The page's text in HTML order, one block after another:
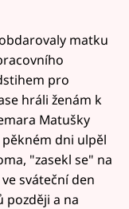
matku
pro
hráli ženám k
Matušky
dni ulpěl
"zasekl se" na
sváteční den
později a na